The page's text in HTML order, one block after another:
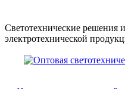
Светотехнические решения
электротехнической